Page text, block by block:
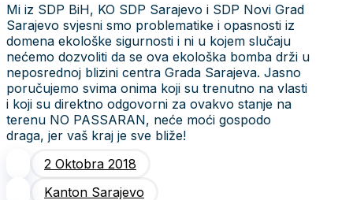
Mi iz SDP BiH, KO SDP Sarajevo i SDP Novi Grad
Sarajevo svjesni smo problematike i opasnosti iz
domena ekološke sigurnosti i ni u kojem slučaju
nećemo dozvoliti da se ova ekološka bomba drži u
neposrednoj blizini centra Grada Sarajeva. Jasno
poručujemo svima onima koji su trenutno na vlasti
i koji su direktno odgovorni za ovakvo stanje na
terenu NO PASSARAN, neće moći gospodo
draga, jer vaš kraj je sve bliže!
2 Oktobra 2018
Kanton Sarajevo